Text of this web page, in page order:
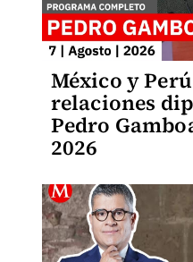
México y
relaciones
Pedro
2026